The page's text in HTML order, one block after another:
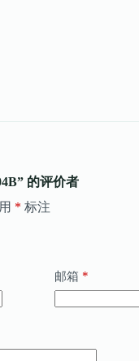
的评价者
* 标注
邮箱 *